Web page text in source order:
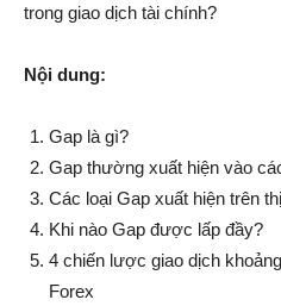
trong giao dịch tài chính?
Nội dung:
Gap là gì?
Gap thường xuất hiện vào
Các loại Gap xuất hiện trên
Khi nào Gap được lấp đầy?
4 chiến lược giao dịch
Forex